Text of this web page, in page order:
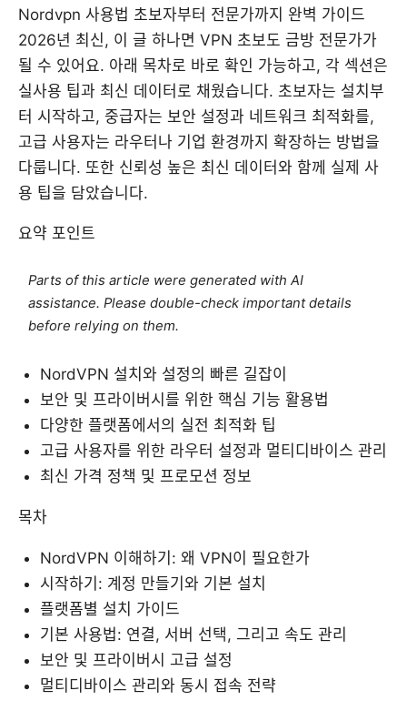
Nordvpn 사용법 초보자부터 전문가까지 완벽 가이드
2026년 최신, 이 글 하나면 VPN 초보도 금방 전문가가
될 수 있어요. 아래 목차로 바로 확인 가능하고, 각 섹션은
실사용 팁과 최신 데이터로 채웠습니다. 초보자는 설치부
터 시작하고, 중급자는 보안 설정과 네트워크 최적화를,
고급 사용자는 라우터나 기업 환경까지 확장하는 방법을
다룹니다. 또한 신뢰성 높은 최신 데이터와 함께 실제 사
용 팁을 담았습니다.
요약 포인트
Parts of this article were generated with AI
assistance. Please double-check important details
before relying on them.
NordVPN 설치와 설정의 빠른 길잡이
보안 및 프라이버시를 위한 핵심 기능 활용법
다양한 플랫폼에서의 실전 최적화 팁
고급 사용자를 위한 라우터 설정과 멀티디바이스 관리
최신 가격 정책 및 프로모션 정보
목차
NordVPN 이해하기: 왜 VPN이 필요한가
시작하기: 계정 만들기와 기본 설치
플랫폼별 설치 가이드
기본 사용법: 연결, 서버 선택, 그리고 속도 관리
보안 및 프라이버시 고급 설정
멀티디바이스 관리와 동시 접속 전략